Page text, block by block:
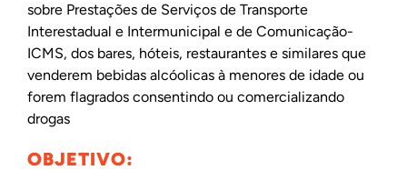
sobre Prestações de Serviços de Transporte
Interestadual e Intermunicipal e de Comunicação-
ICMS, dos bares, hóteis, restaurantes e similares que
venderem bebidas alcóolicas à menores de idade ou
forem flagrados consentindo ou comercializando
drogas
OBJETIVO: